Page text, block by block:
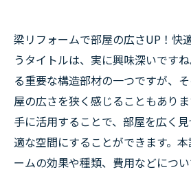
梁リフォームで部屋の広さUP！快
うタイトルは、実に興味深いです
る重要な構造部材の一つですが、
屋の広さを狭く感じることもあり
手に活用することで、部屋を広く
適な空間にすることができます。
ームの効果や種類、費用などにつ